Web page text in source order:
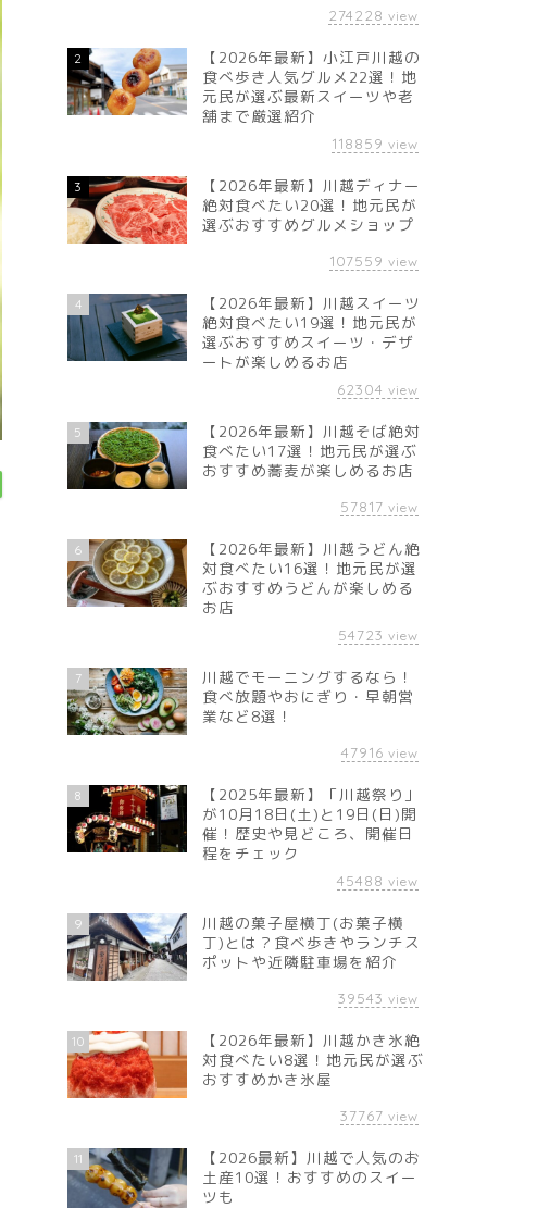
274228 view
2
【2026年最新】小江戸川越の
食べ歩き人気グルメ22選！地
元民が選ぶ最新スイーツや老
舗まで厳選紹介
118859 view
3
【2026年最新】川越ディナー
絶対食べたい20選！地元民が
選ぶおすすめグルメショップ
107559 view
4
【2026年最新】川越スイーツ
絶対食べたい19選！地元民が
選ぶおすすめスイーツ・デザ
ートが楽しめるお店
62304 view
5
【2026年最新】川越そば絶対
食べたい17選！地元民が選ぶ
おすすめ蕎麦が楽しめるお店
57817 view
6
【2026年最新】川越うどん絶
対食べたい16選！地元民が選
ぶおすすめうどんが楽しめる
お店
54723 view
7
川越でモーニングするなら！
食べ放題やおにぎり・早朝営
業など8選！
47916 view
8
【2025年最新】「川越祭り」
が10月18日(土)と19日(日)開
催！歴史や見どころ、開催日
程をチェック
45488 view
9
川越の菓子屋横丁(お菓子横
丁)とは？食べ歩きやランチス
ポットや近隣駐車場を紹介
39543 view
10
【2026年最新】川越かき氷絶
対食べたい8選！地元民が選ぶ
おすすめかき氷屋
37767 view
11
【2026最新】川越で人気のお
土産10選！おすすめのスイー
ツも